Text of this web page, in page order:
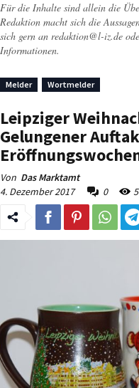
Für die Inhalte sind allein die
Redaktion macht sich die
sich gern an redaktion@l-iz.de
Informationen.
Melder Wortmelder
Leipziger
Gelungener
Von Das Marktamt
4. Dezember 2017
0